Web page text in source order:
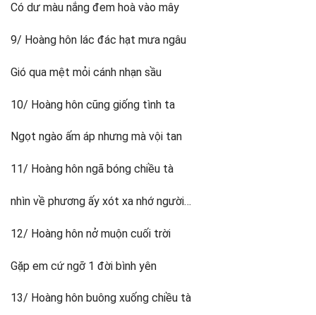
Có dư màu nắng đem hoà vào mây
9/ Hoàng hôn lác đác hạt mưa ngâu
Gió qua mệt mỏi cánh nhạn sầu
10/ Hoàng hôn cũng giống tình ta
Ngọt ngào ấm áp nhưng mà vội tan
11/ Hoàng hôn ngã bóng chiều tà
nhìn về phương ấy xót xa nhớ người…
12/ Hoàng hôn nở muộn cuối trời
Gặp em cứ ngỡ 1 đời bình yên
13/ Hoàng hôn buông xuống chiều tà